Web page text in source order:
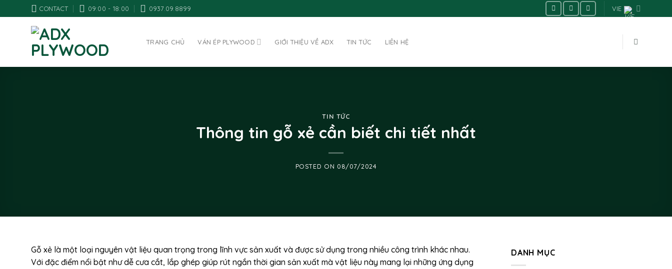
CONTACT 09:00 - 18:00 0937.09.8899 VIE
TRANG CHỦ VÁN ÉP PLYWOOD GIỚI THIỆU VỀ ADX TIN TỨC LIÊN HỆ
TIN TỨC
Thông tin gỗ xẻ cần biết chi tiết nhất
POSTED ON 08/07/2024
Gỗ xẻ là một loại nguyên vật liệu quan trọng trong lĩnh vực sản xuất và được sử dụng trong nhiều công trình khác nhau.
Với đặc điểm nổi bật như dễ cưa cắt, lắp ghép giúp rút ngắn thời gian sản xuất mà vật liệu này mang lại những ứng dụng
DANH MỤC